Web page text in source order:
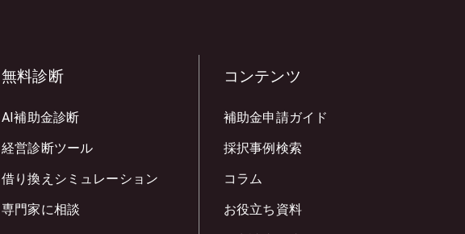
無料診断
AI補助金診断
経営診断ツール
借り換えシミュレーション
専門家に相談
コンテンツ
補助金申請ガイド
採択事例検索
コラム
お役立ち資料